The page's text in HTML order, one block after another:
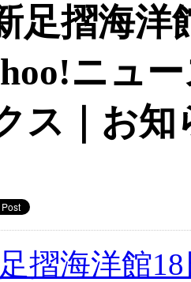
足摺海
ニュ
ス｜お知
摺海洋館18